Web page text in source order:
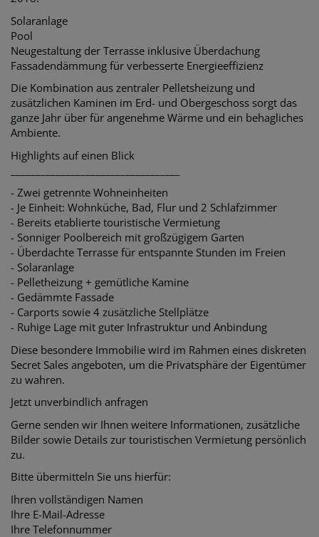
Solaranlage
Pool
Neugestaltung der Terrasse inklusive Überdachung
Fassadendämmung für verbesserte Energieeffizienz
Die Kombination aus zentraler Pelletsheizung und
zusätzlichen Kaminen im Erd- und Obergeschoss sorgt das
ganze Jahr über für angenehme Wärme und ein behagliches
Ambiente.
Highlights auf einen Blick
- Zwei getrennte Wohneinheiten
- Je Einheit: Wohnküche, Bad, Flur und 2 Schlafzimmer
- Bereits etablierte touristische Vermietung
- Sonniger Poolbereich mit großzügigem Garten
- Überdachte Terrasse für entspannte Stunden im Freien
- Solaranlage
- Pelletheizung + gemütliche Kamine
- Gedämmte Fassade
- Carports sowie 4 zusätzliche Stellplätze
- Ruhige Lage mit guter Infrastruktur und Anbindung
Diese besondere Immobilie wird im Rahmen eines diskreten
Secret Sales angeboten, um die Privatsphäre der Eigentümer
zu wahren.
Jetzt unverbindlich anfragen
Gerne senden wir Ihnen weitere Informationen, zusätzliche
Bilder sowie Details zur touristischen Vermietung persönlich
zu.
Bitte übermitteln Sie uns hierfür:
Ihren vollständigen Namen
Ihre E-Mail-Adresse
Ihre Telefonnummer